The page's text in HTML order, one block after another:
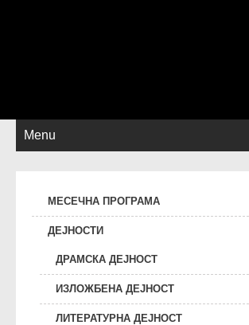
Menu
МЕСЕЧНА ПРОГРАМА
ДЕЈНОСТИ
ДРАМСКА ДЕЈНОСТ
ИЗЛОЖБЕНА ДЕЈНОСТ
ЛИТЕРАТУРНА ДЕЈНОСТ